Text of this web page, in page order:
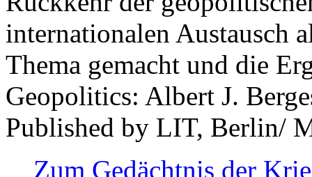
internationalen Austausch
Thema gemacht und die
Geopolitics: Albert J.
Published by LIT, Berlin/
Zum Gedächtnis der